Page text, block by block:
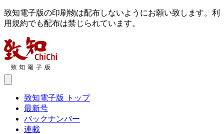
致知電子版の印刷物は配布しないようにお願い致します。利
用規約でも配布は禁じられています。
致知電子版 トップ
最新号
バックナンバー
連載